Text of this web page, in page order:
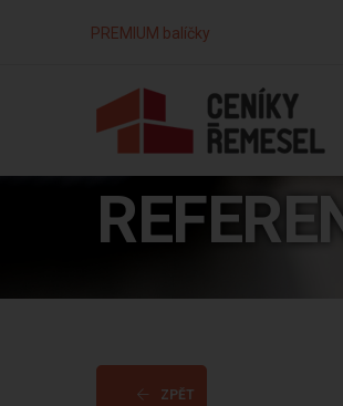
PREMIUM balíčky
ZPĚT